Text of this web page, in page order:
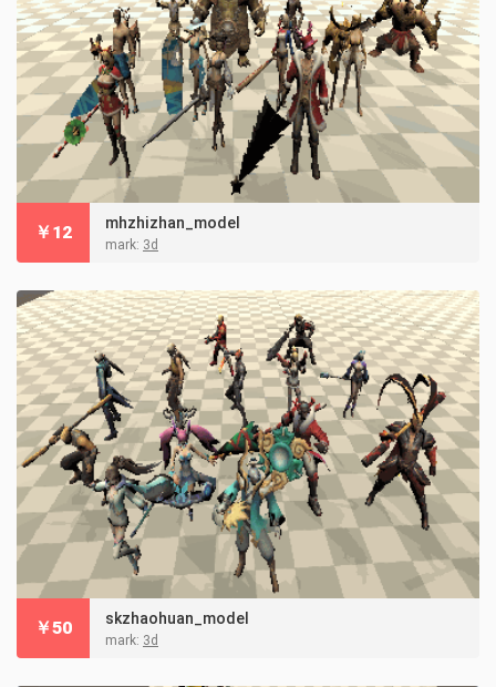
mhzhizhan_model
mark: 3d
￥12
skzhaohuan_model
mark: 3d
￥50